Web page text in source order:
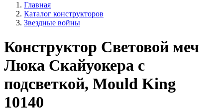
Главная
Каталог конструкторов
Звездные войны
Конструктор Световой меч
Люка Скайуокера с
подсветкой, Mould King
10140